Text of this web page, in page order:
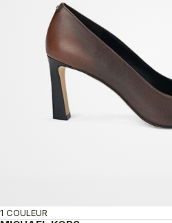
1 COULEUR